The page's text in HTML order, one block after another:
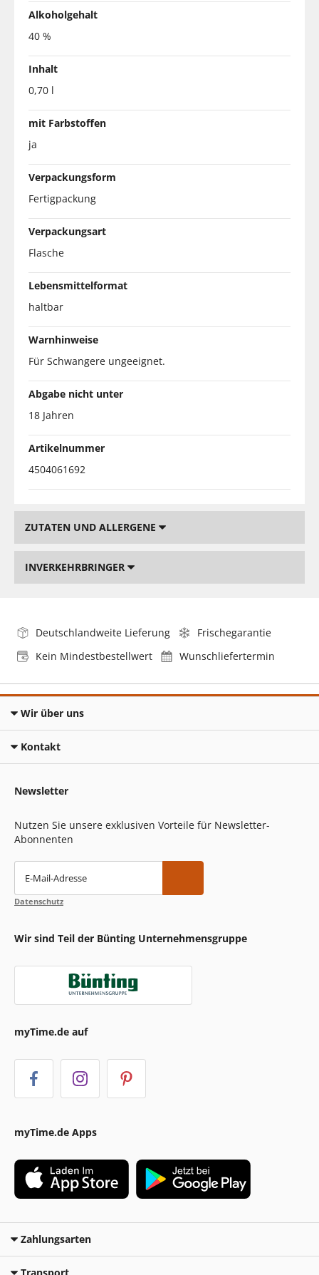
Alkoholgehalt
40 %
Inhalt
0,70 l
mit Farbstoffen
ja
Verpackungsform
Fertigpackung
Verpackungsart
Flasche
Lebensmittelformat
haltbar
Warnhinweise
Für Schwangere ungeeignet.
Abgabe nicht unter
18 Jahren
Artikelnummer
4504061692
ZUTATEN UND ALLERGENE
INVERKEHRBRINGER
Deutschlandweite Lieferung
Frischegarantie
Kein Mindestbestellwert
Wunschliefertermin
Wir über uns
Kontakt
Newsletter
Nutzen Sie unsere exklusiven Vorteile für Newsletter-
Abonnenten
E-Mail-Adresse
Datenschutz
Wir sind Teil der Bünting Unternehmensgruppe
myTime.de auf
myTime.de Apps
Zahlungsarten
Transport